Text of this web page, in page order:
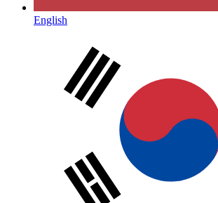
English